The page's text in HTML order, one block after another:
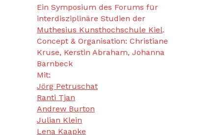
Ein Symposium des Forums für
interdisziplinäre Studien der
Muthesius Kunsthochschule Kiel.
Concept & Organisation: Christiane
Kruse, Kerstin Abraham, Johanna
Barnbeck
Mit:
Jörg Petruschat
Ranti Tjan
Andrew Burton
Julian Klein
Lena Kaapke